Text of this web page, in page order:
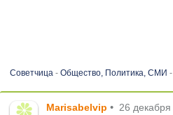
Советчица- Общество, Политика, СМИ -
Marisabelvip • 26